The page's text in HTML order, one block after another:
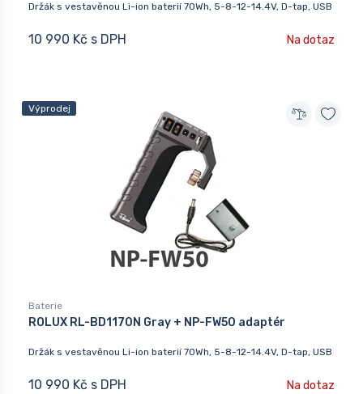
Držák s vestavěnou Li-ion baterií 70Wh, 5-8-12-14.4V, D-tap, USB
10 990 Kč s DPH Na dotaz
Výprodej
Baterie
ROLUX RL-BD1170N Gray + NP-FW50 adaptér
Držák s vestavěnou Li-ion baterií 70Wh, 5-8-12-14.4V, D-tap, USB
10 990 Kč s DPH Na dotaz